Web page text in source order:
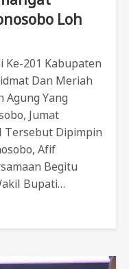
Loh
Ke-201 Kabupaten
Dan Meriah
Agung Yang
Jumat
Tersebut Dipimpin
Afif
Begitu
Bupati…